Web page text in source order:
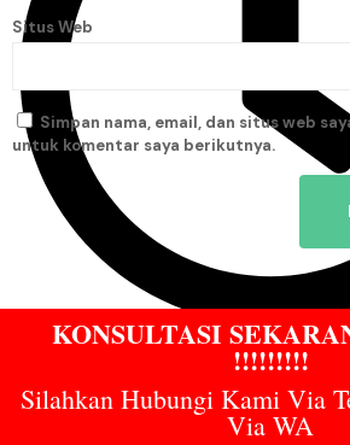
9:00 am
Situs Web
Simpan nama, email, dan situs web
untuk komentar saya berikutnya.
KONSULTASI
!!!!!!!!!
Silahkan Hubungi Kami Via
Via WA